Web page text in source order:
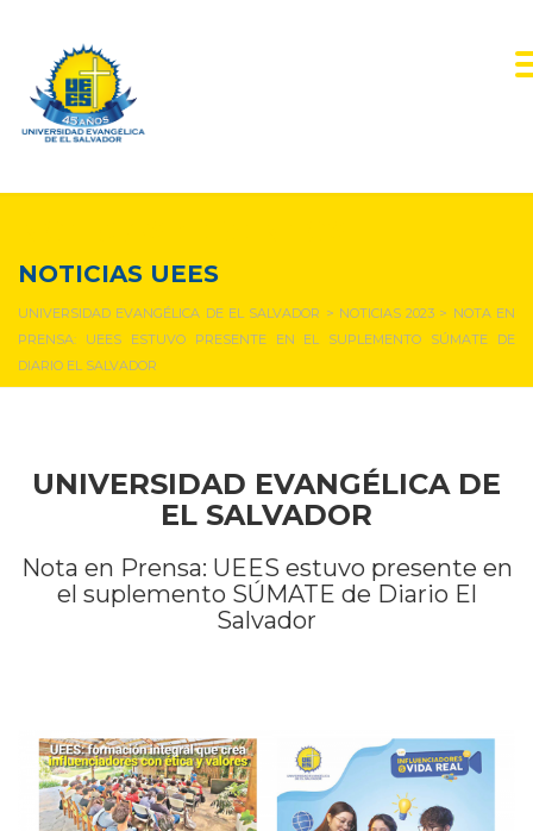
NOTICIAS UEES
UNIVERSIDAD EVANGÉLICA DE EL SALVADOR > NOTICIAS 2023 > NOTA EN
PRENSA: UEES ESTUVO PRESENTE EN EL SUPLEMENTO SÚMATE DE
DIARIO EL SALVADOR
UNIVERSIDAD EVANGÉLICA DE
EL SALVADOR
Nota en Prensa: UEES estuvo presente en
el suplemento SÚMATE de Diario El
Salvador